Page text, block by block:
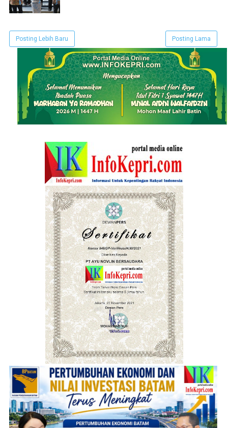
Posting Lebih Baru Posting Lama